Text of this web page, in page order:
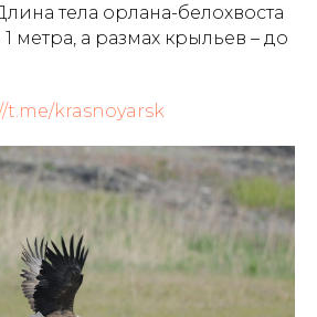
тела орлана-белохвоста
метра, а размах крыльев – до
t.me/krasnoyarsk